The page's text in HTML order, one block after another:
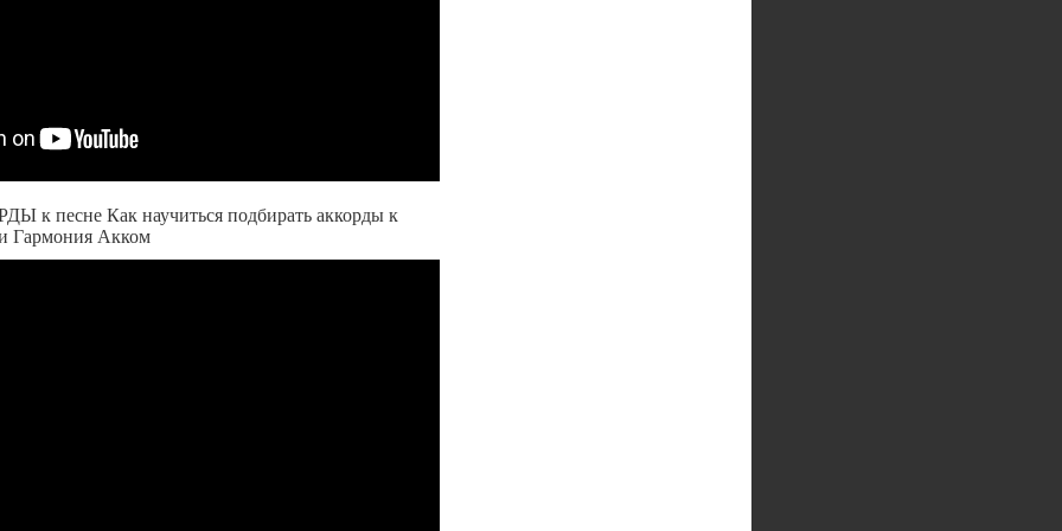
к песне Как научиться подбирать аккорды к
Гармония Акком